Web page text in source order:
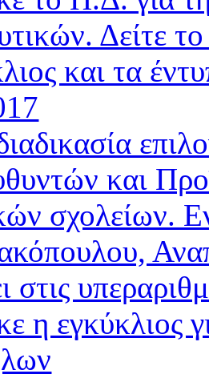
Δείτε
και τα
και
σχολείων.
στις
η εγκύκλιος